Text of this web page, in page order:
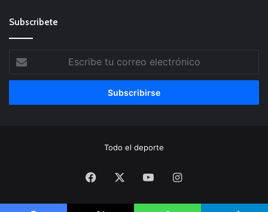
Subscribete
tu
correo
Todo el deporte
Facebook YouTubeInstagram